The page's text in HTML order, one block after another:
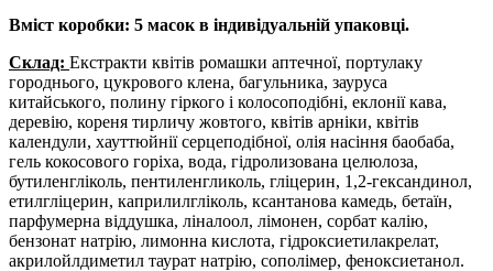
Вміст коробки: 5 масок в індивідуальній упаковці.
Склад: Екстракти квітів ромашки аптечної, портулаку
городнього, цукрового клена, багульника, зауруса
китайського, полину гіркого і колосоподібні, еклонії кава,
деревію, кореня тирличу жовтого, квітів арніки, квітів
календули, хауттюйнії серцеподібної, олія насіння баобаба,
гель кокосового горіха, вода, гідролизована целюлоза,
бутиленгліколь, пентиленгликоль, гліцерин, 1,2-гександинол,
етилгліцерин, каприлилгліколь, ксантанова камедь, бетаїн,
парфумерна віддушка, ліналоол, лімонен, сорбат калію,
бензонат натрію, лимонна кислота, гідроксиетилакрелат,
акрилойлдиметил таурат натрію, сополімер, феноксиетанол.